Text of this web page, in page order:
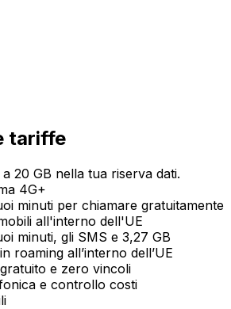
tariffe
20 GB nella tua riserva dati.
4G+
minuti per chiamare gratuitamente
all'interno dell'UE
minuti, gli SMS e 3,27 GB
roaming all’interno dell’UE
e zero vincoli
e controllo costi